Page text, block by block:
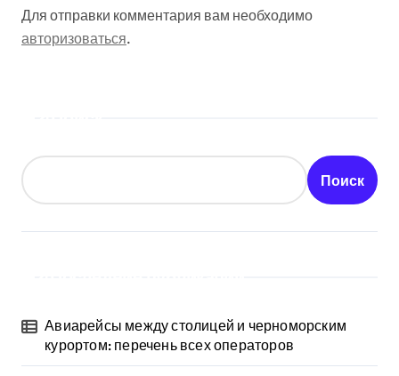
Для отправки комментария вам необходимо
авторизоваться.
Поиск
Авиарейсы между столицей и черноморским
курортом: перечень всех операторов